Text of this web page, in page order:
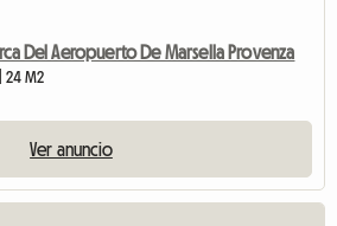
Del Aeropuerto De Marsella Provenza
24 M2
Ver anuncio